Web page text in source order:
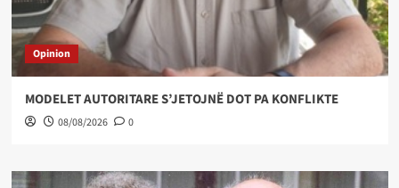
Opinion
MODELET AUTORITARE S’JETOJNË DOT PA KONFLIKTE
08/08/2026 0